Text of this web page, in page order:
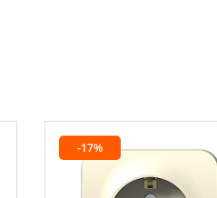
-17%